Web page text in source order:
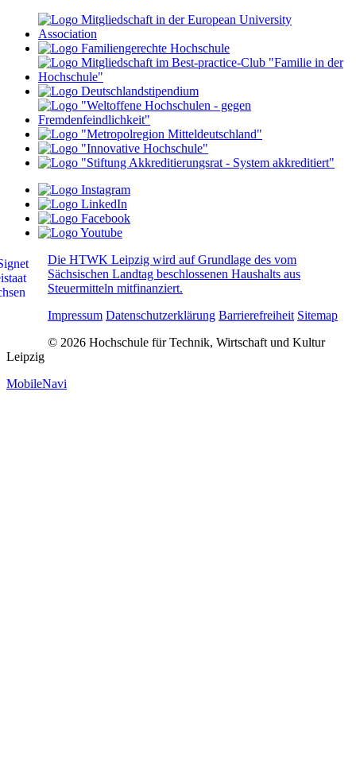
Die HTWK Leipzig wird auf Grundlage des vom
Sächsischen Landtag beschlossenen Haushalts aus
Steuermitteln mitfinanziert.
Impressum Datenschutzerklärung Barrierefreiheit Sitemap
© 2026 Hochschule für Technik, Wirtschaft und Kultur
Leipzig
MobileNavi